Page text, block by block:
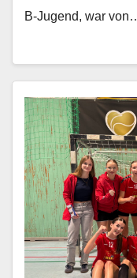
B-Jugend, war